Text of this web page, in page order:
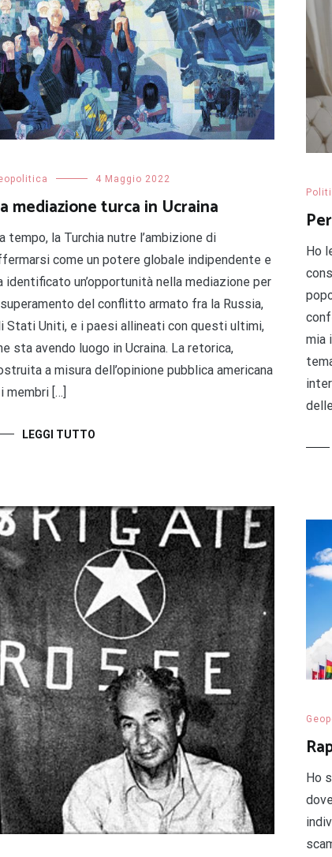
4 Maggio 2022
mediazione turca in Ucraina
tempo, la Turchia nutre l’ambizione di
come un potere globale indipendente e
identificato un’opportunità nella mediazione per
del conflitto armato fra la Russia,
Stati Uniti, e i paesi allineati con questi ultimi,
sta avendo luogo in Ucraina. La retorica,
a misura dell’opinione pubblica americana
membri […]
LEGGI TUTTO
Ho
mia
Ho